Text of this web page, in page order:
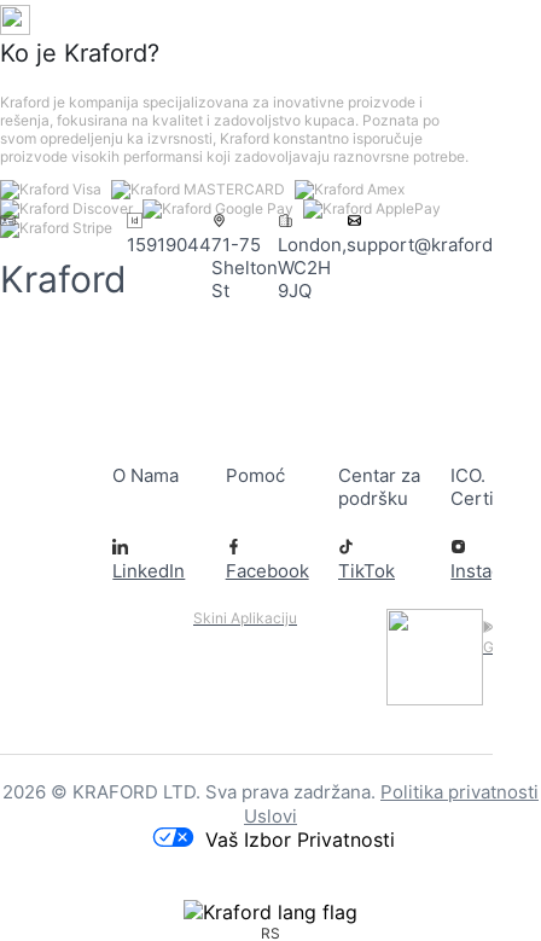
Ko je Kraford?
Kraford je kompanija specijalizovana za inovativne proizvode i
rešenja, fokusirana na kvalitet i zadovoljstvo kupaca. Poznata po
svom opredeljenju ka izvrsnosti, Kraford konstantno isporučuje
proizvode visokih performansi koji zadovoljavaju raznovrsne potrebe.
Kraford
1591904471-75
Shelton
St
London,
WC2H
9JQ
support@kraford.com
O Nama Pomoć
Centar za
podršku
ICO.
Certificate
LinkedIn Facebook TikTok Instagram
Skini Aplikaciju
Google
2026 © KRAFORD LTD. Sva prava zadržana. Politika privatnosti
Uslovi
Vaš Izbor Privatnosti
RS